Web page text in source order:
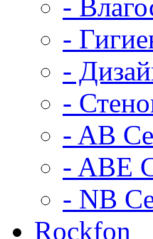
-
-
-
-
- AB
- ABE
- NB
Rockfon